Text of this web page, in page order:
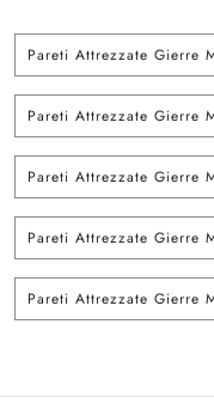
Pareti Attrezzate Gierre
Pareti Attrezzate Gierre
Pareti Attrezzate Gierre
Pareti Attrezzate Gierre
Pareti Attrezzate Gierre